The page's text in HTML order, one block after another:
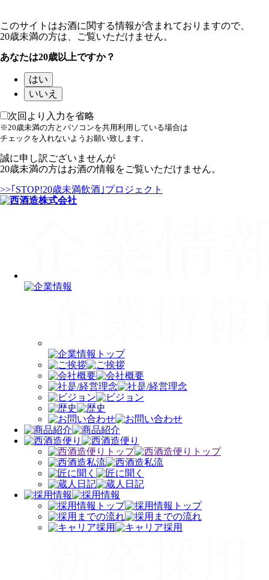
このサイトはお酒に関する情報が含まれておりますので、
20歳未満の方は、ご覧いただけません。
あなたは20歳以上ですか？
はい
いいえ
次回より入力を省略
※20歳未満の方とパソコンを共用利用している場合は
チェックを入れないようお願い致します。
誠に申し訳ございませんが
20歳未満の方はお酒の情報をご覧いただけません。
>>｢STOP!20歳未満飲酒｣プロジェクト